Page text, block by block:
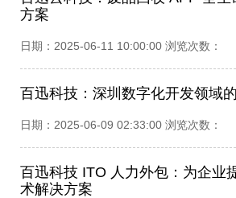
方案
日期：2025-06-11 10:00:00 浏览次数：
百迅科技：深圳数字化开发领域
日期：2025-06-09 02:33:00 浏览次数：
百迅科技 ITO 人力外包：为企业
术解决方案​ ​